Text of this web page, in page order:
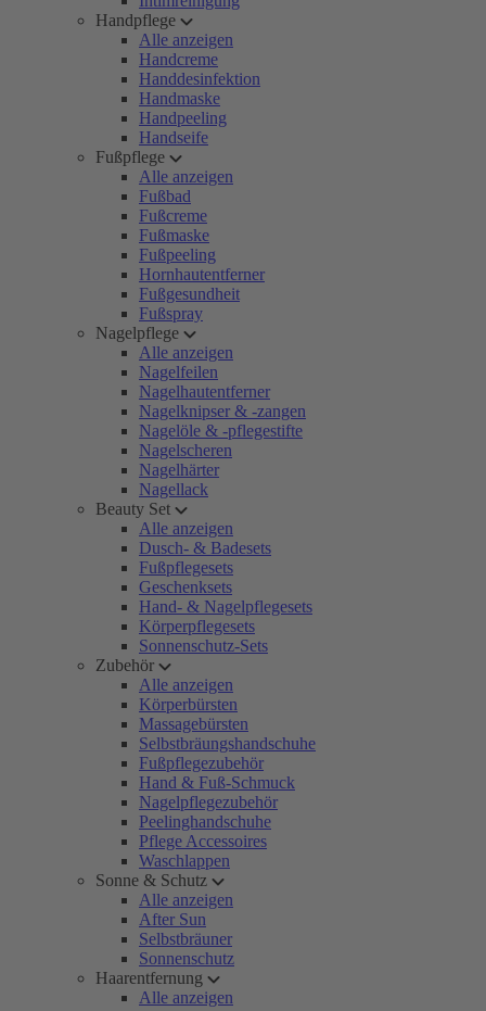
Handpflege
Alle anzeigen
Handcreme
Handdesinfektion
Handmaske
Handpeeling
Handseife
Fußpflege
Alle anzeigen
Fußbad
Fußcreme
Fußmaske
Fußpeeling
Hornhautentferner
Fußgesundheit
Fußspray
Nagelpflege
Alle anzeigen
Nagelfeilen
Nagelhautentferner
Nagelknipser & -zangen
Nagelöle & -pflegestifte
Nagelscheren
Nagelhärter
Nagellack
Beauty Set
Alle anzeigen
Dusch- & Badesets
Fußpflegesets
Geschenksets
Hand- & Nagelpflegesets
Körperpflegesets
Sonnenschutz-Sets
Zubehör
Alle anzeigen
Körperbürsten
Massagebürsten
Selbstbräungshandschuhe
Fußpflegezubehör
Hand & Fuß-Schmuck
Nagelpflegezubehör
Peelinghandschuhe
Pflege Accessoires
Waschlappen
Sonne & Schutz
Alle anzeigen
After Sun
Selbstbräuner
Sonnenschutz
Haarentfernung
Alle anzeigen